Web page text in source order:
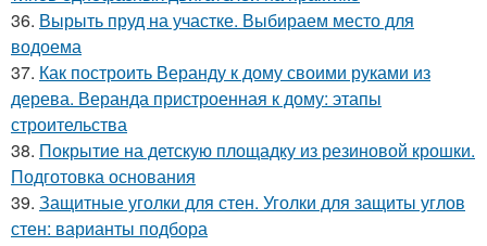
36. Вырыть пруд на участке. Выбираем место для
водоема
37. Как построить Веранду к дому своими руками из
дерева. Веранда пристроенная к дому: этапы
строительства
38. Покрытие на детскую площадку из резиновой крошки.
Подготовка основания
39. Защитные уголки для стен. Уголки для защиты углов
стен: варианты подбора